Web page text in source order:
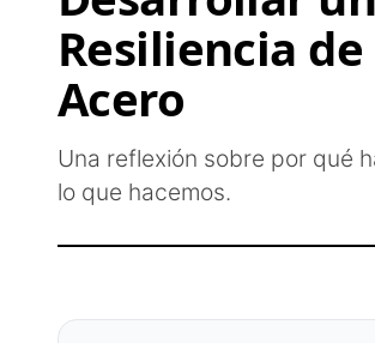
Resiliencia de
Acero
Una reflexión sobre por qué
lo que hacemos.